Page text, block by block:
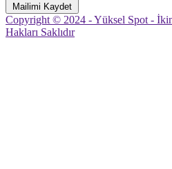
Mailimi Kaydet
Copyright © 2024 - Yüksel Spot -
Hakları Saklıdır